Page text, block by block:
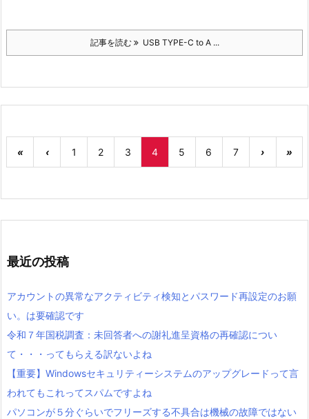
記事を読む USB TYPE-C to A ...
« ‹ 1 2 3 4 5 6 7 › »
最近の投稿
アカウントの異常なアクティビティ検知とパスワード再設定のお願
い。は要確認です
令和７年国税調査：未回答者への謝礼進呈資格の再確認につい
て・・・ってもらえる訳ないよね
【重要】Windowsセキュリティーシステムのアップグレードって言
われてもこれってスパムですよね
パソコンが５分ぐらいでフリーズする不具合は機械の故障ではない